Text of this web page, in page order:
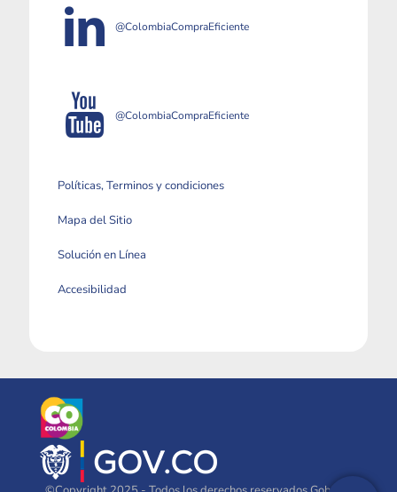
@ColombiaCompraEficiente
@ColombiaCompraEficiente
Políticas, Terminos y condiciones
Mapa del Sitio
Solución en Línea
Accesibilidad